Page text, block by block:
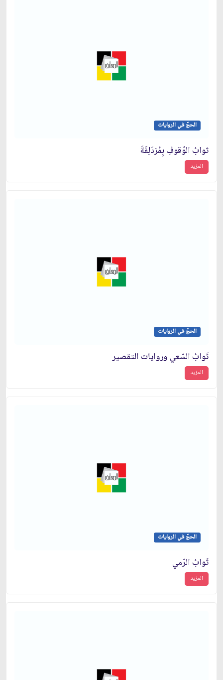
الحجّ في الروايات
ثوابُ الوُقوفِ بِمُزدَلِفَةَ
المزيد
الحجّ في الروايات
ثَوابُ السّعي وروايات التقصير
المزيد
الحجّ في الروايات
ثَوابُ الرّمي
المزيد